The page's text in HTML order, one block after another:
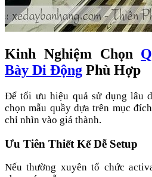
Kinh Nghiệm Chọn
Bày Di Động Phù Hợp
Để tối ưu hiệu quả sử dụng lâu
chọn mẫu quầy dựa trên mục
chỉ nhìn vào giá thành.
Ưu Tiên Thiết Kế Dễ Setup
Nếu thường xuyên tổ chức